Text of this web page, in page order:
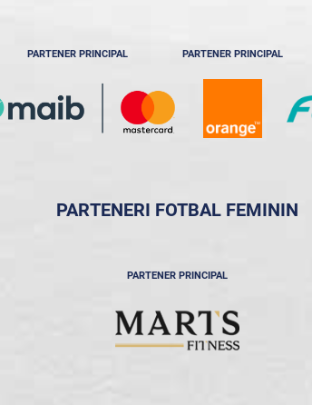
PARTENER PRINCIPAL PARTENER PRINCIPAL
PARTENERI FOTBAL FEMININ
PARTENER PRINCIPAL